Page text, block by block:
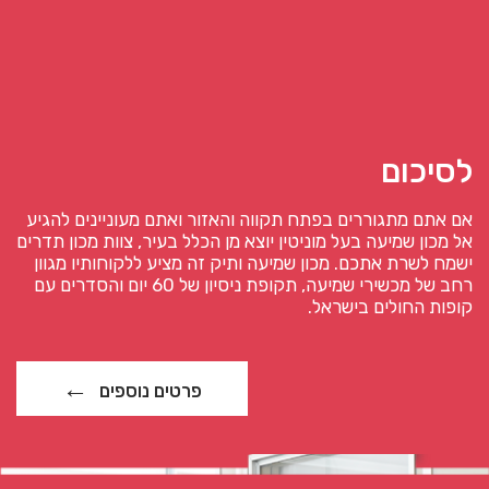
לסיכום
אם אתם מתגוררים בפתח תקווה והאזור ואתם מעוניינים להגיע
אל מכון שמיעה בעל מוניטין יוצא מן הכלל בעיר, צוות מכון תדרים
ישמח לשרת אתכם. מכון שמיעה ותיק זה מציע ללקוחותיו מגוון
רחב של מכשירי שמיעה, תקופת ניסיון של 60 יום והסדרים עם
קופות החולים בישראל.
פרטים נוספים